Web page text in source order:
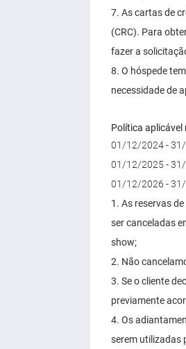
7. As cartas de
(CRC). Para
fazer a
8. O hóspede
necessidade de
Política aplicável
01/12/2024 -
01/12/2025 -
01/12/2026 -
1. As reservas
ser canceladas
show;
2. Não
3. Se o cliente
previamente
4. Os
serem utilizadas